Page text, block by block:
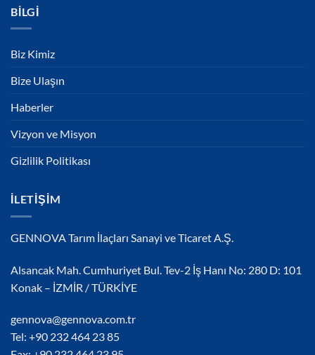
BILGI
Biz Kimiz
Bize Ulaşın
Haberler
Vizyon ve Misyon
Gizlilik Politikası
İLETIŞIM
GENNOVA Tarım İlaçları Sanayi ve Ticaret A.Ş.
Alsancak Mah. Cumhuriyet Bul. Tev-2 İş Hanı No: 280 D: 101
Konak – İZMİR / TÜRKİYE
gennova@gennova.com.tr
Tel: +90 232 464 23 85